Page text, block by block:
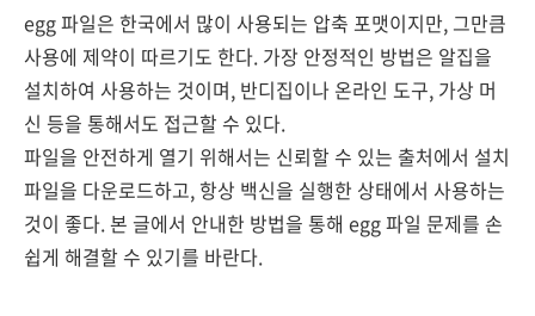
egg 파일은 한국에서 많이 사용되는 압축 포맷이지만, 그만큼
사용에 제약이 따르기도 한다. 가장 안정적인 방법은 알집을
설치하여 사용하는 것이며, 반디집이나 온라인 도구, 가상 머
신 등을 통해서도 접근할 수 있다.
파일을 안전하게 열기 위해서는 신뢰할 수 있는 출처에서 설치
파일을 다운로드하고, 항상 백신을 실행한 상태에서 사용하는
것이 좋다. 본 글에서 안내한 방법을 통해 egg 파일 문제를 손
쉽게 해결할 수 있기를 바란다.